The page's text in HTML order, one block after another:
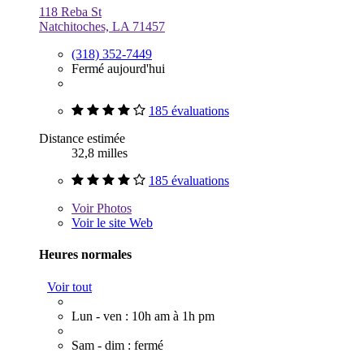
118 Reba St
Natchitoches, LA 71457
(318) 352-7449
Fermé aujourd'hui
185 évaluations
Distance estimée
32,8 milles
185 évaluations
VoirPhotos
Voir le site Web
Heures normales
Voir tout
Lun - ven : 10h am à 1h pm
Sam - dim : fermé